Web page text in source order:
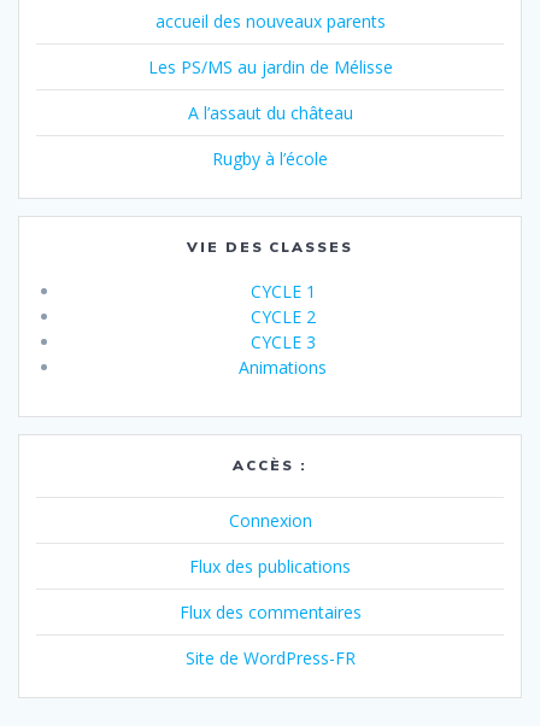
accueil des nouveaux parents
Les PS/MS au jardin de Mélisse
A l’assaut du château
Rugby à l’école
VIE DES CLASSES
CYCLE 1
CYCLE 2
CYCLE 3
Animations
ACCÈS :
Connexion
Flux des publications
Flux des commentaires
Site de WordPress-FR